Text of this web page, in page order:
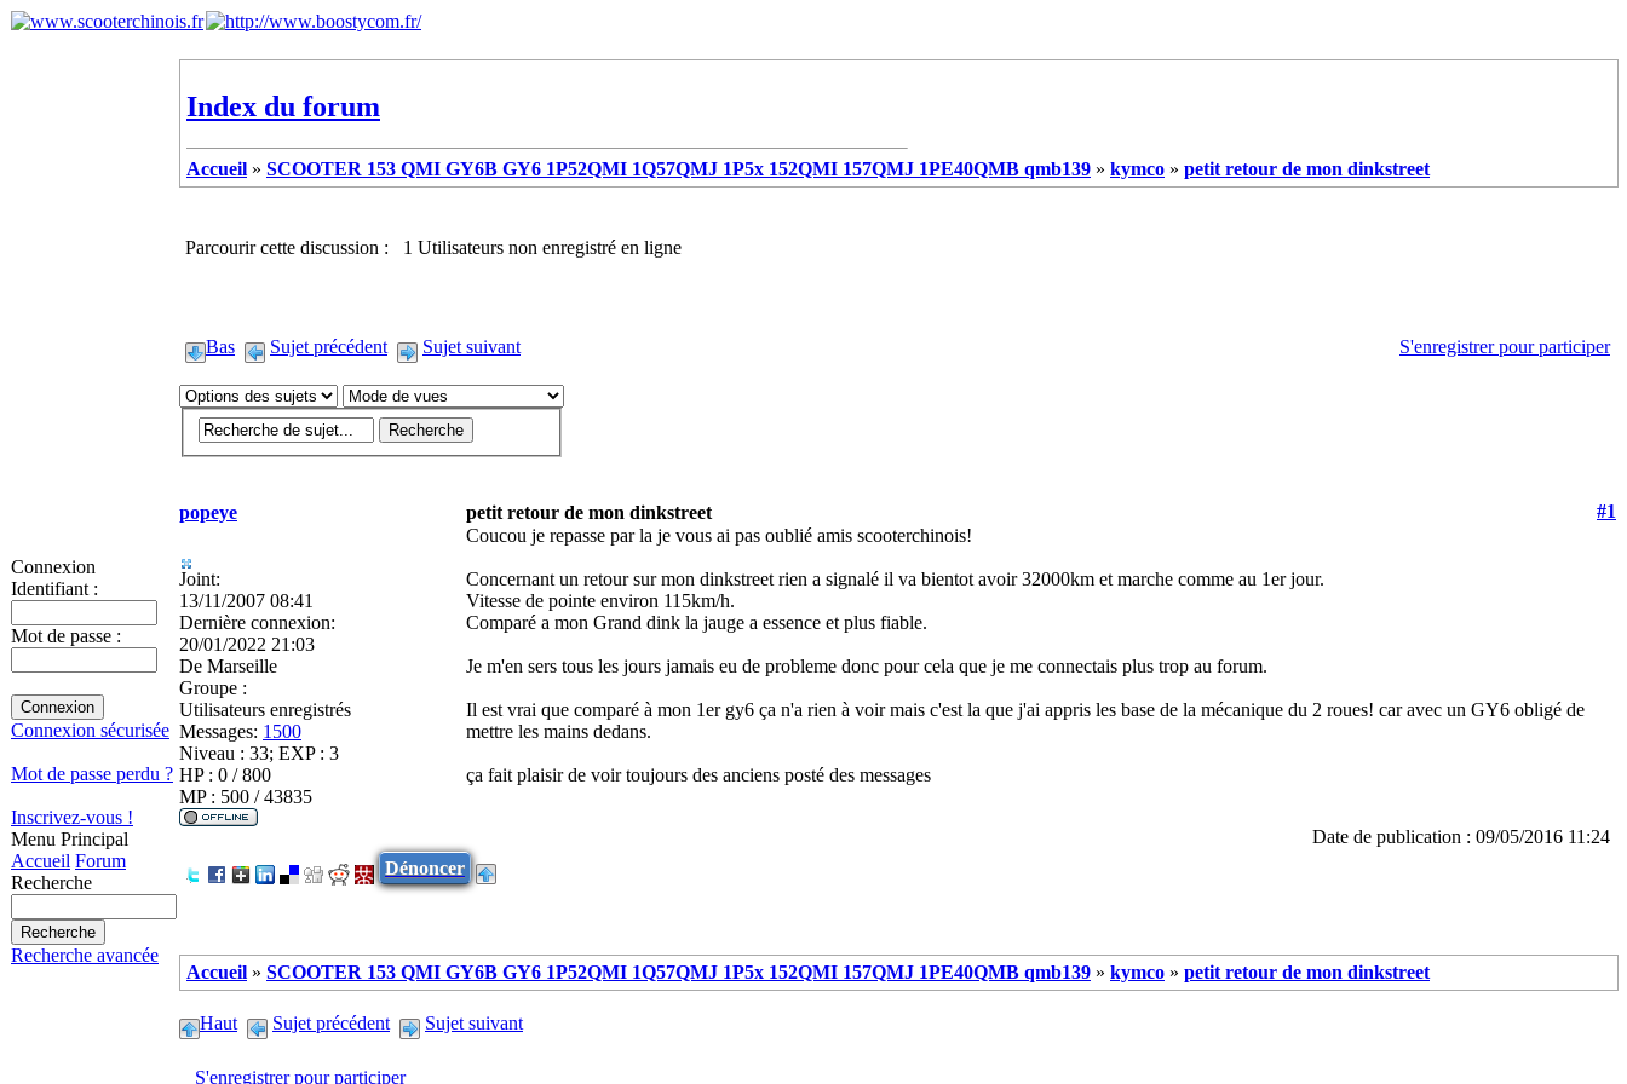
Connexion
Identifiant :
Mot de passe :
Connexion sécurisée
Mot de passe perdu ?
Inscrivez-vous !
Menu Principal
Accueil Forum
Recherche
Recherche avancée
Index du forum
Accueil » SCOOTER 153 QMI GY6B GY6 1P52QMI 1Q57QMJ 1P5x 152QMI 157QMJ 1PE40QMB qmb139 » kymco » petit retour de mon dinkstreet
Parcourir cette discussion : 1 Utilisateurs non enregistré en ligne
Bas Sujet précédent Sujet suivant S'enregistrer pour participer
popeye petit retour de mon dinkstreet #1
Joint:
13/11/2007 08:41
Dernière connexion:
20/01/2022 21:03
De Marseille
Groupe :
Utilisateurs enregistrés
Messages: 1500
Niveau : 33; EXP : 3
HP : 0 / 800
MP : 500 / 43835
Coucou je repasse par la je vous ai pas oublié amis scooterchinois!
Concernant un retour sur mon dinkstreet rien a signalé il va bientot avoir 32000km et marche comme au 1er jour.
Vitesse de pointe environ 115km/h.
Comparé a mon Grand dink la jauge a essence et plus fiable.
Je m'en sers tous les jours jamais eu de probleme donc pour cela que je me connectais plus trop au forum.
Il est vrai que comparé à mon 1er gy6 ça n'a rien à voir mais c'est la que j'ai appris les base de la mécanique du 2 roues! car avec un GY6 obligé de
mettre les mains dedans.
ça fait plaisir de voir toujours des anciens posté des messages
Date de publication : 09/05/2016 11:24
Dénoncer
Accueil » SCOOTER 153 QMI GY6B GY6 1P52QMI 1Q57QMJ 1P5x 152QMI 157QMJ 1PE40QMB qmb139 » kymco » petit retour de mon dinkstreet
Haut Sujet précédent Sujet suivant
S'enregistrer pour participer